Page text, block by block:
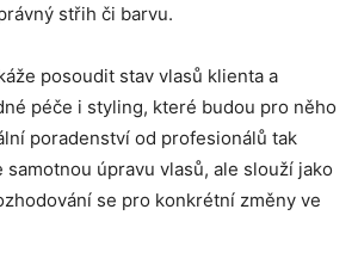
střih či barvu.
posoudit stav vlasů klienta a
péče i styling, které budou pro něho
poradenství od profesionálů tak
samotnou úpravu vlasů, ale slouží jako
se pro konkrétní změny ve